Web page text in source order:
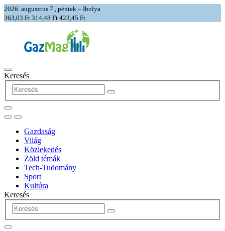
2026. augusztus 7., péntek – Ibolya
363,03 Ft 314,48 Ft 423,45 Ft
Keresés
Gazdaság
Világ
Közlekedés
Zöld témák
Tech-Tudomány
Sport
Kultúra
Keresés